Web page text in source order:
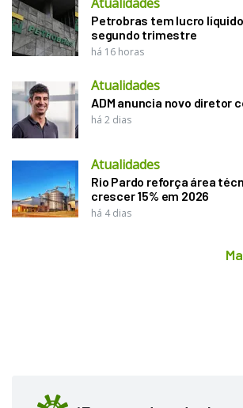
Petrobras tem lucro líquido
segundo trimestre
há 16 horas
Atualidades
ADM anuncia novo diretor
há 2 dias
Atualidades
Rio Pardo reforça área
crescer 15% em 2026
há 4 dias